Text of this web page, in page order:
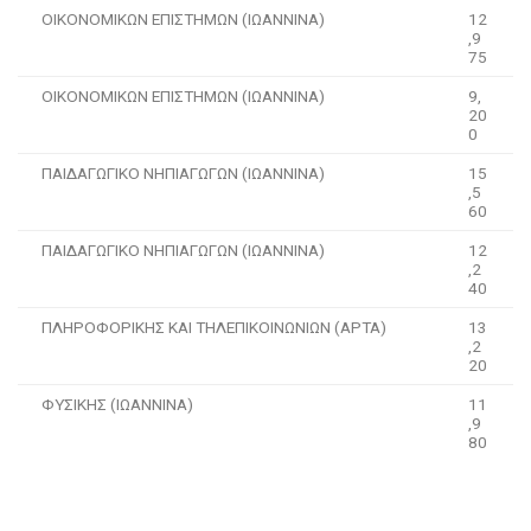
ΟΙΚΟΝΟΜΙΚΩΝ ΕΠΙΣΤΗΜΩΝ (ΙΩΑΝΝΙΝΑ)
12
,9
75
ΟΙΚΟΝΟΜΙΚΩΝ ΕΠΙΣΤΗΜΩΝ (ΙΩΑΝΝΙΝΑ)
9,
20
0
ΠΑΙΔΑΓΩΓΙΚΟ ΝΗΠΙΑΓΩΓΩΝ (ΙΩΑΝΝΙΝΑ)
15
,5
60
ΠΑΙΔΑΓΩΓΙΚΟ ΝΗΠΙΑΓΩΓΩΝ (ΙΩΑΝΝΙΝΑ)
12
,2
40
ΠΛΗΡΟΦΟΡΙΚΗΣ ΚΑΙ ΤΗΛΕΠΙΚΟΙΝΩΝΙΩΝ (ΑΡΤΑ)
13
,2
20
ΦΥΣΙΚΗΣ (ΙΩΑΝΝΙΝΑ)
11
,9
80